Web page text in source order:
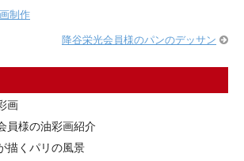
制作
降谷栄光会員様のパンのデッサン
画
員様の油彩画紹介
描くパリの風景